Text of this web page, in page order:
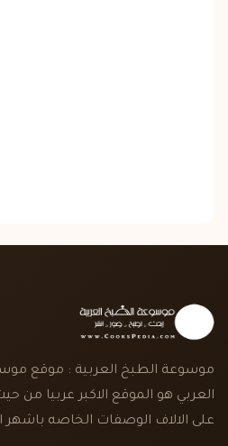
موسوعة الطبخ العربية : موقع
العربي هو الموقع الاكبر عربيا من
على الالاف الوصفات الخاصه باشهر